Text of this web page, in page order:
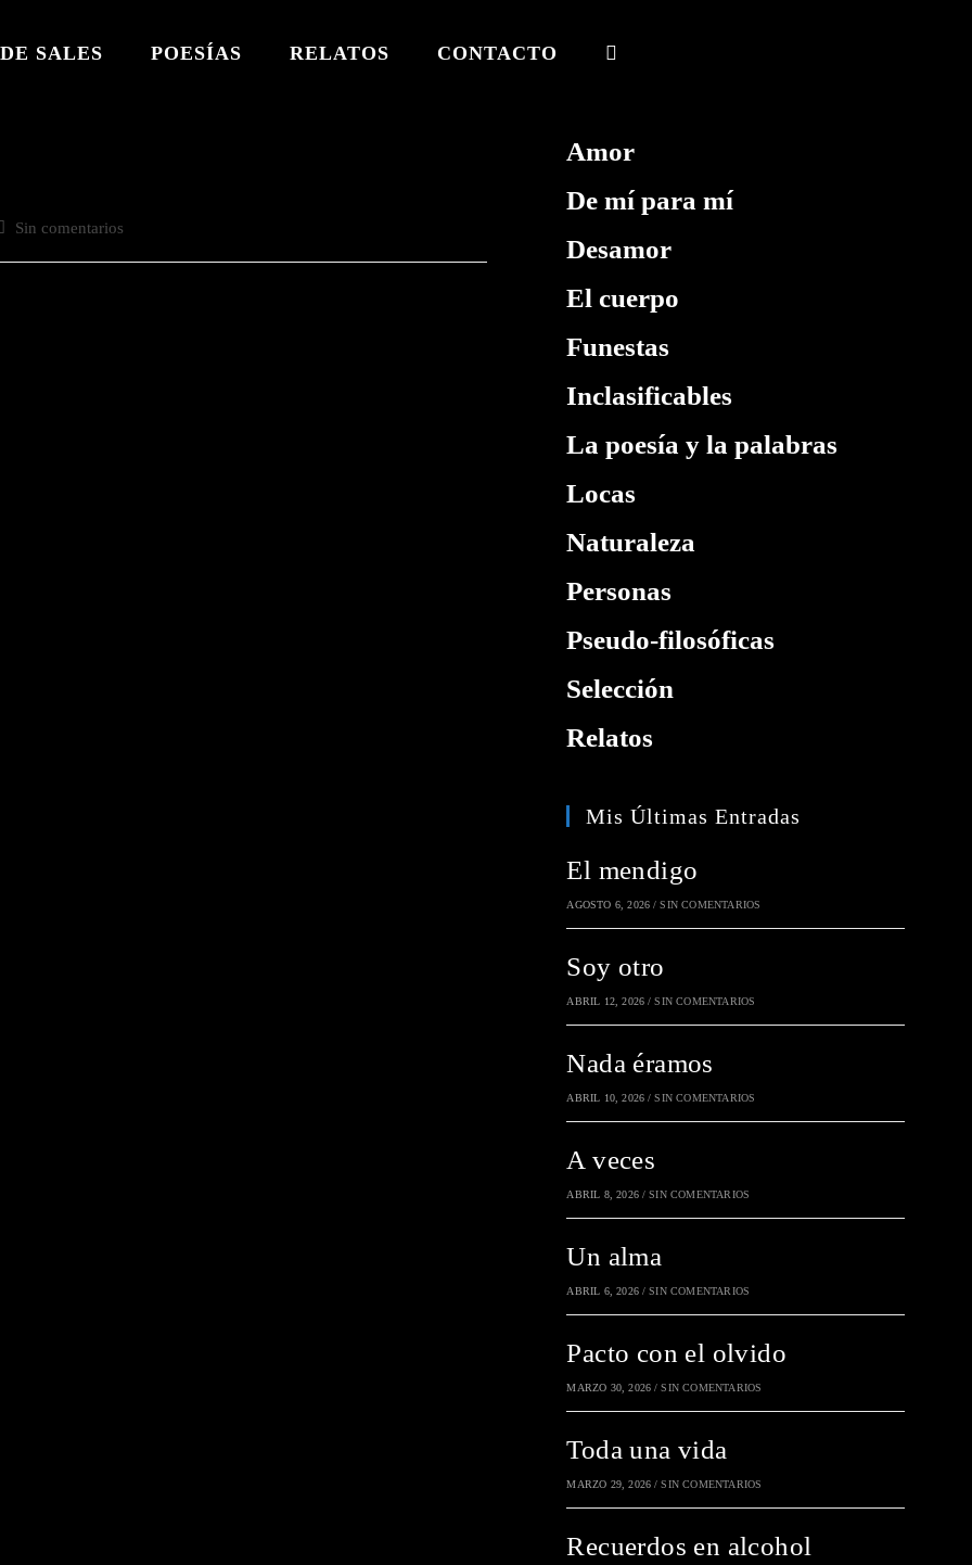
SALES POESÍAS RELATOS CONTACTO
WEB
Sin comentarios
Amor
De mí para mí
Desamor
El cuerpo
Funestas
Inclasificables
La poesía y la palabras
Locas
Naturaleza
Personas
Pseudo-filosóficas
Selección
Relatos
Mis Últimas Entradas
El mendigo
AGOSTO 6, 2026 / SIN COMENTARIOS
Soy otro
ABRIL 12, 2026 / SIN COMENTARIOS
Nada éramos
ABRIL 10, 2026 / SIN COMENTARIOS
A veces
ABRIL 8, 2026 / SIN COMENTARIOS
Un alma
ABRIL 6, 2026 / SIN COMENTARIOS
Pacto con el olvido
MARZO 30, 2026 / SIN COMENTARIOS
Toda una vida
MARZO 29, 2026 / SIN COMENTARIOS
Recuerdos en alcohol